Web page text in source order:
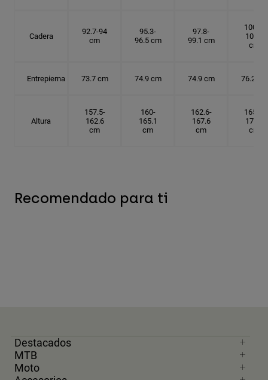
Cadera
92.7-94
cm
95.3-
96.5 cm
97.8-
99.1 cm
100.3-
101.6
cm
Entrepierna 73.7 cm 74.9 cm 74.9 cm 76.2 cm
Altura
157.5-
162.6
cm
160-
165.1
cm
162.6-
167.6
cm
165.1-
172.7
cm
Recomendado para ti
Destacados
MTB
Moto